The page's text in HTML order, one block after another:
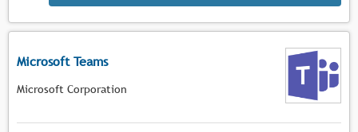
Microsoft Teams
Microsoft Corporation